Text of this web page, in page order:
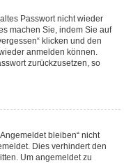
Passwort nicht wieder
machen Sie, indem Sie auf
klicken und den
anmelden können.
zurückzusetzen, so
bleiben“ nicht
Dies verhindert den
Um angemeldet zu